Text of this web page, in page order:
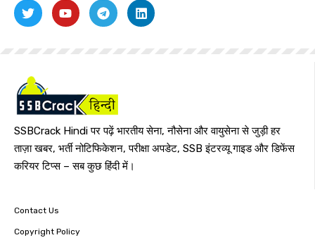
SSBCrack Hindi पर पढ़ें भारतीय सेना, नौसेना और वायुसेना से जुड़ी हर
ताज़ा खबर, भर्ती नोटिफिकेशन, परीक्षा अपडेट, SSB इंटरव्यू गाइड और डिफेंस
करियर टिप्स – सब कुछ हिंदी में।
Contact Us
Copyright Policy